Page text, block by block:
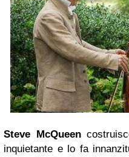
Steve McQueen
inquietante e lo fa